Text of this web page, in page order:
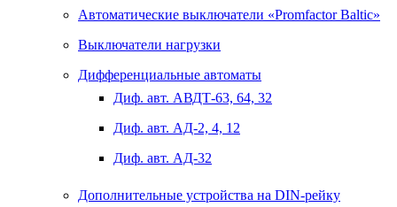
Автоматические выключатели «Promfactor Baltic»
Выключатели нагрузки
Дифференциальные автоматы
Диф. авт. АВДТ-63, 64, 32
Диф. авт. АД-2, 4, 12
Диф. авт. АД-32
Дополнительные устройства на DIN-рейку